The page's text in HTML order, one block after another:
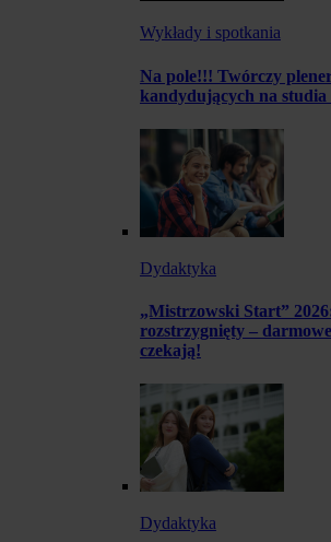
Wykłady i spotkania
Na pole!!! Twórczy
kandydujących na
Dydaktyka
„Mistrzowski Start”
rozstrzygnięty –
czekają!
Dydaktyka